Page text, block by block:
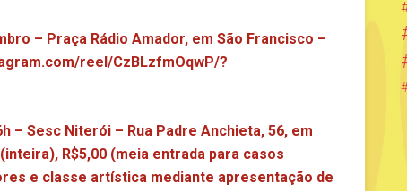
– Praça Rádio Amador, em São Francisco –
reel/CzBLzfmOqwP/?
– Sesc Niterói – Rua Padre Anchieta, 56, em
R$5,00 (meia entrada para casos
e classe artística mediante apresentação de